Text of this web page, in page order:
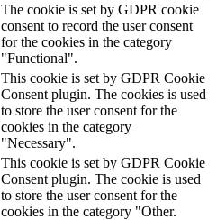
The cookie is set by GDPR cookie
consent to record the user consent
for the cookies in the category
"Functional".
This cookie is set by GDPR Cookie
Consent plugin. The cookies is used
to store the user consent for the
cookies in the category
"Necessary".
This cookie is set by GDPR Cookie
Consent plugin. The cookie is used
to store the user consent for the
cookies in the category "Other.